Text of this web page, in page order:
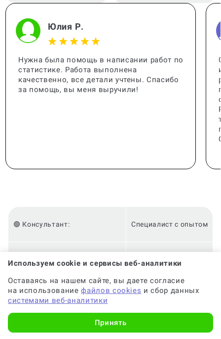
Юлия Р.
Нужна была помощь в написании работ по
статистике. Работа выполнена
качественно, все детали учтены. Спасибо
за помощь, вы меня выручили!
🟢 Консультант: Специалист с опытом
🟢 Гарантия на консультацию: До 6 месяцев
🟢 Срок консультации: от 2-х часов
Используем cookie и сервисы веб-аналитики
Оставаясь на нашем сайте, вы даете согласие
на использованиефайлов cookies и сбор данных
системами веб-аналитики
Принять